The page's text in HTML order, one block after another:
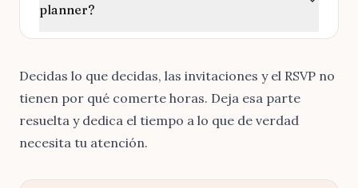
planner?
Decidas lo que decidas, las invitaciones y el RSVP no
tienen por qué comerte horas. Deja esa parte
resuelta y dedica el tiempo a lo que de verdad
necesita tu atención.